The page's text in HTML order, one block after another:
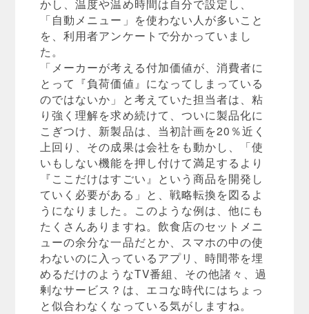
かし、温度や温め時間は自分で設定し、
「自動メニュー」を使わない人が多いこと
を、利用者アンケートで分かっていまし
た。
「メーカーが考える付加価値が、消費者に
とって『負荷価値』になってしまっている
のではないか」と考えていた担当者は、粘
り強く理解を求め続けて、ついに製品化に
こぎつけ、新製品は、当初計画を20％近く
上回り、その成果は会社をも動かし、「使
いもしない機能を押し付けて満足するより
『ここだけはすごい』という商品を開発し
ていく必要がある」と、戦略転換を図るよ
うになりました。このような例は、他にも
たくさんありますね。飲食店のセットメニ
ューの余分な一品だとか、スマホの中の使
わないのに入っているアプリ、時間帯を埋
めるだけのようなTV番組、その他諸々、過
剰なサービス？は、エコな時代にはちょっ
と似合わなくなっている気がしますね。